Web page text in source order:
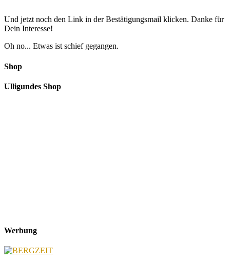
Und jetzt noch den Link in der Bestätigungsmail klicken. Danke für
Dein Interesse!
Oh no... Etwas ist schief gegangen.
Shop
Ulligundes Shop
Werbung